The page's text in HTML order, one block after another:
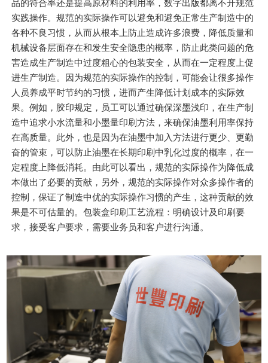
品的符合率还是提高原材料的利用率，数字出版都离不开规范
实践操作。规范的实际操作可以避免和避免正常生产制造中的
各种不良习惯，从而从根本上防止造成许多浪费，降低质量和
机械设备层面存在和发生安全隐患的概率，防止此类问题的危
害造成生产制造中过度粗心的包装安全，从而在一定程度上促
进生产制造。因为规范的实际操作的控制，可能会让很多操作
人员养成平时节约的习惯，进而产生降低计划成本的实际效
果。例如，胶印规定，员工可以通过确保深墨浅印，在生产制
造中追求小水流量和小墨量印刷方法，来确保油墨利用率保持
在高质量。此外，也是因为在油墨中加入方法进行更少、更勤
奋的管束，可以防止油墨在长期印刷中乳化过度的概率，在一
定程度上降低消耗。由此可以看出，规范的实际操作为降低成
本做出了必要的贡献，另外，规范的实际操作对众多操作者的
控制，保证了制造中优的实际操作习惯的产生，这种贡献的效
果是不可估量的。包装盒印刷工艺流程：明确设计及印刷要
求，接受客户要求，需要业务员和客户进行沟通。